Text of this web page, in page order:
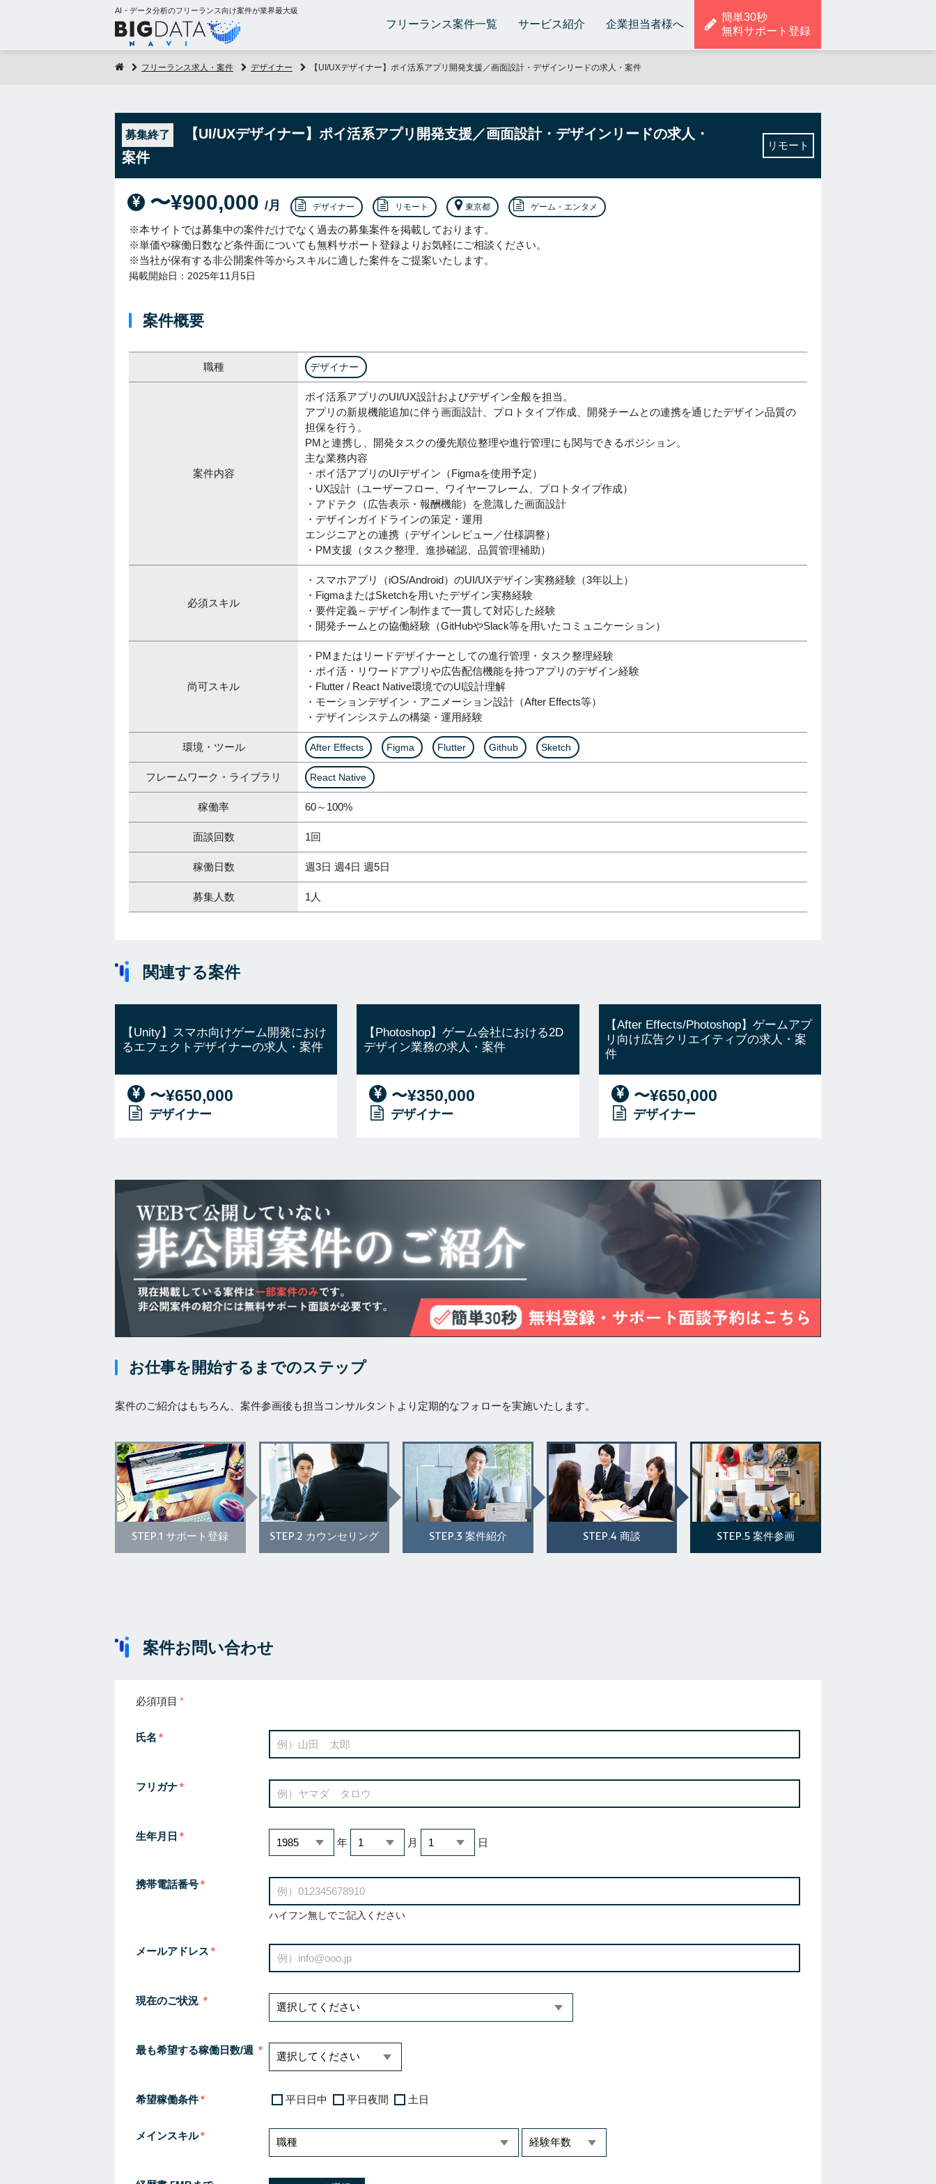
AI・データ分析のフリーランス向け案件が業界最大級
フリーランス案件一覧 サービス紹介 企業担当者様へ
簡単30秒
無料サポート登録
フリーランス求人・案件 デザイナー 【UI/UXデザイナー】ポイ活系アプリ開発支援／画面設計・デザインリードの求人・案件
募集終了
【UI/UXデザイナー】ポイ活系アプリ開発支援／画面設計・デザインリードの求人・
案件
リモート
〜¥900,000 /月 デザイナー リモート 東京都 ゲーム・エンタメ
※本サイトでは募集中の案件だけでなく過去の募集案件を掲載しております。
※単価や稼働日数など条件面についても無料サポート登録よりお気軽にご相談ください。
※当社が保有する非公開案件等からスキルに適した案件をご提案いたします。
掲載開始日：2025年11月5日
案件概要
職種 デザイナー
案件内容
ポイ活系アプリのUI/UX設計およびデザイン全般を担当。
アプリの新規機能追加に伴う画面設計、プロトタイプ作成、開発チームとの連携を通じたデザイン品質の
担保を行う。
PMと連携し、開発タスクの優先順位整理や進行管理にも関与できるポジション。
主な業務内容
・ポイ活アプリのUIデザイン（Figmaを使用予定）
・UX設計（ユーザーフロー、ワイヤーフレーム、プロトタイプ作成）
・アドテク（広告表示・報酬機能）を意識した画面設計
・デザインガイドラインの策定・運用
エンジニアとの連携（デザインレビュー／仕様調整）
・PM支援（タスク整理、進捗確認、品質管理補助）
必須スキル
・スマホアプリ（iOS/Android）のUI/UXデザイン実務経験（3年以上）
・FigmaまたはSketchを用いたデザイン実務経験
・要件定義～デザイン制作まで一貫して対応した経験
・開発チームとの協働経験（GitHubやSlack等を用いたコミュニケーション）
尚可スキル
・PMまたはリードデザイナーとしての進行管理・タスク整理経験
・ポイ活・リワードアプリや広告配信機能を持つアプリのデザイン経験
・Flutter / React Native環境でのUI設計理解
・モーションデザイン・アニメーション設計（After Effects等）
・デザインシステムの構築・運用経験
環境・ツール After Effects Figma Flutter Github Sketch
フレームワーク・ライブラリ React Native
稼働率 60～100%
面談回数 1回
稼働日数 週3日 週4日 週5日
募集人数 1人
関連する案件
【Unity】スマホ向けゲーム開発におけ
るエフェクトデザイナーの求人・案件
〜¥650,000
デザイナー
【Photoshop】ゲーム会社における2D
デザイン業務の求人・案件
〜¥350,000
デザイナー
【After Effects/Photoshop】ゲームアプ
リ向け広告クリエイティブの求人・案
件
〜¥650,000
デザイナー
お仕事を開始するまでのステップ
案件のご紹介はもちろん、案件参画後も担当コンサルタントより定期的なフォローを実施いたします。
STEP.1 サポート登録 STEP.2 カウンセリング STEP.3 案件紹介 STEP.4 商談 STEP.5 案件参画
案件お問い合わせ
必須項目
氏名
フリガナ
生年月日
年 月 日
携帯電話番号
ハイフン無しでご記入ください
メールアドレス
現在のご状況
最も希望する稼働日数/週
希望稼働条件 平日日中 平日夜間 土日
メインスキル